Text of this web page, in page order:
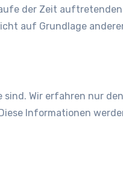
der Zeit
auf Grundlage
Wir erfahren nur
Informationen